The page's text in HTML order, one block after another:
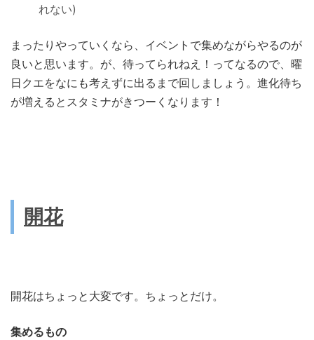
れない)
まったりやっていくなら、イベントで集めながらやるのが
良いと思います。が、待ってられねえ！ってなるので、曜
日クエをなにも考えずに出るまで回しましょう。進化待ち
が増えるとスタミナがきつーくなります！
開花
開花はちょっと大変です。ちょっとだけ。
集めるもの